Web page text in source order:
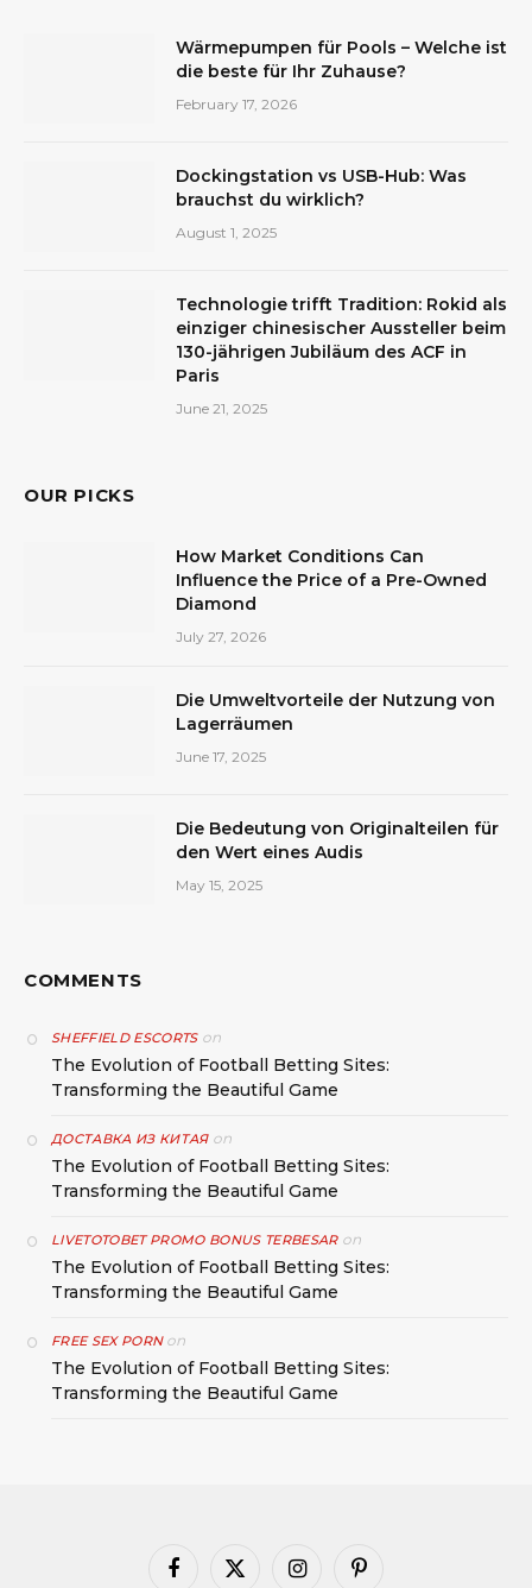
Wärmepumpen für Pools – Welche ist
die beste für Ihr Zuhause?
February 17, 2026
Dockingstation vs USB-Hub: Was
brauchst du wirklich?
August 1, 2025
Technologie trifft Tradition: Rokid als
einziger chinesischer Aussteller beim
130-jährigen Jubiläum des ACF in
Paris
June 21, 2025
OUR PICKS
How Market Conditions Can
Influence the Price of a Pre-Owned
Diamond
July 27, 2026
Die Umweltvorteile der Nutzung von
Lagerräumen
June 17, 2025
Die Bedeutung von Originalteilen für
den Wert eines Audis
May 15, 2025
COMMENTS
SHEFFIELD ESCORTSon
The Evolution of Football Betting Sites:
Transforming the Beautiful Game
ДОСТАВКА ИЗ КИТАЯon
The Evolution of Football Betting Sites:
Transforming the Beautiful Game
LIVETOTOBET PROMO BONUS TERBESARon
The Evolution of Football Betting Sites:
Transforming the Beautiful Game
FREE SEX PORNon
The Evolution of Football Betting Sites:
Transforming the Beautiful Game
Facebook
X InstagramPinterest